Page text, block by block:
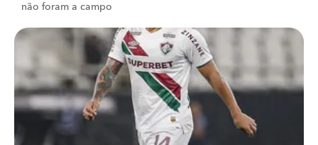
não foram a campo